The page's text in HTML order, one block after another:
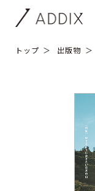
トップ 出版物